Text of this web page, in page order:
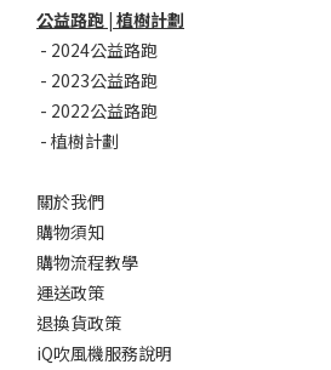
公益路跑 | 植樹計劃
- 2024公益路跑
- 2023公益路跑
- 2022公益路跑
- 植樹計劃
關於我們
購物須知
購物流程教學
運送政策
退換貨政策
iQ吹風機服務說明